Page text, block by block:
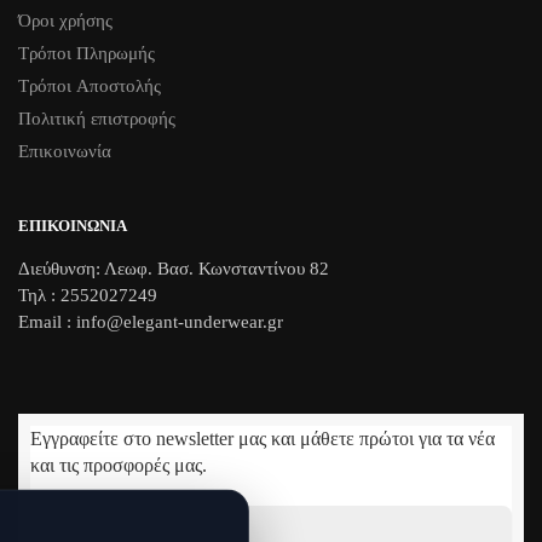
Όροι χρήσης
Τρόποι Πληρωμής
Τρόποι Aποστολής
Πολιτική επιστροφής
Επικοινωνία
ΕΠΙΚΟΙΝΩΝΊΑ
Διεύθυνση: Λεωφ. Βασ. Κωνσταντίνου 82
Τηλ : 2552027249
Email : info@elegant-underwear.gr
Εγγραφείτε στο newsletter μας και μάθετε πρώτοι για τα νέα
και τις προσφορές μας.